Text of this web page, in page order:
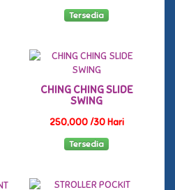
Tersedia
CHING CHING SLIDE
SWING
250,000 /30 Hari
Tersedia